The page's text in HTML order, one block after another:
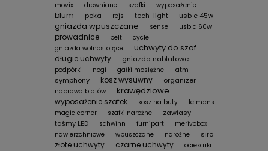
movix drewniane szafki wyposażenie
blum peka rejs tech-light usb c 45w
gniazda wpuszczane sense usb c 60w
prowadnice belt
cycle
gniazda wolnostojące
uchwyty do szaf
długie uchwyty gniazda nablatowe
podpórki nogi gałki mosiężne
atm
symphony
kosz wysuwny organizer
naprawa blatów krawędziowe
wyposażenie szafek kosz na buty
le mans
magic corner
szafki narożne
zawiasy
taśmy LED
schwinn furnipart
merivobox
nawierzchniowe
wpuszczane narożne siro
złote uchwyty czarne uchwyty
ociekarki